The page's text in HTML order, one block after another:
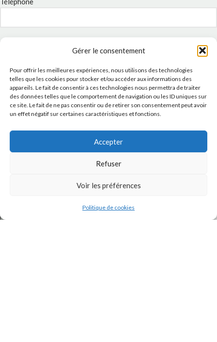
Gérer le consentement
Pour offrir les meilleures expériences, nous utilisons des technologies
telles que les cookies pour stocker et/ou accéder aux informations des
appareils. Le fait de consentir à ces technologies nous permettra de traiter
des données telles que le comportement de navigation ou les ID uniques sur
ce site. Le fait de ne pas consentir ou de retirer son consentement peut avoir
un effet négatif sur certaines caractéristiques et fonctions.
Accepter
Refuser
Voir les préférences
Politique de cookies
Sujet
Message